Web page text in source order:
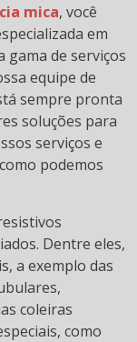
mica, você
em
gama de serviços
equipe de
sempre pronta
soluções para
serviços e
podemos
Dentre eles,
a exemplo das
coleiras
como